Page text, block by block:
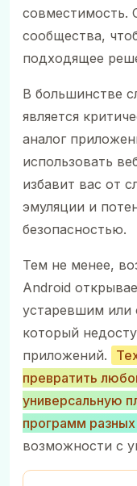
совместимость.
сообщества,
подходящее
В большинстве
является
аналог
использовать
избавит вас от
эмуляции и
безопасностью.
Тем не менее,
Android
устаревшим или
который
приложений.
превратить
универсальную
программ
возможности с